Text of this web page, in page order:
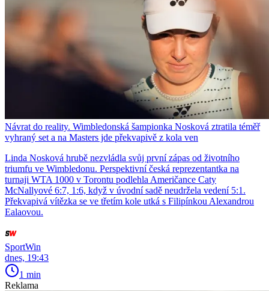
Návrat do reality. Wimbledonská šampionka Nosková ztratila téměř
vyhraný set a na Masters jde překvapivě z kola ven
Linda Nosková hrubě nezvládla svůj první zápas od životního
triumfu ve Wimbledonu. Perspektivní česká reprezentantka na
turnaji WTA 1000 v Torontu podlehla Američance Caty
McNallyové 6:7, 1:6, když v úvodní sadě neudržela vedení 5:1.
Překvapivá vítězka se ve třetím kole utká s Filipínkou Alexandrou
Ealaovou.
SportWin
dnes, 19:43
1 min
Reklama